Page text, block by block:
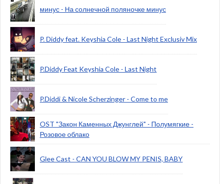
минус - На солнечной поляночке минус
P. Diddy feat. Keyshia Cole - Last Night Exclusiv Mix
P.Diddy Feat Keyshia Cole - Last Night
P.Diddi & Nicole Scherzinger - Come to me
OST "Закон Каменных Джунглей" - Полумягкие -
Розовое облако
Glee Cast - CAN YOU BLOW MY PENIS, BABY